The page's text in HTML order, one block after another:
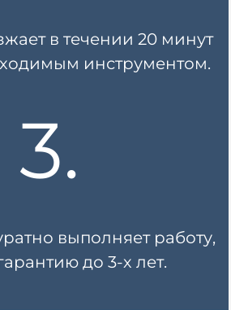
в течении 20 минут
инструментом.
3.
выполняет работу,
до 3-х лет.